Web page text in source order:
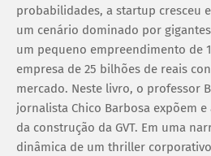
probabilidades, a startup cresceu
um cenário dominado por
um pequeno empreendimento de
empresa de 25 bilhões de reais
mercado. Neste livro, o professor
jornalista Chico Barbosa expõem
da construção da GVT. Em uma
dinâmica de um thriller